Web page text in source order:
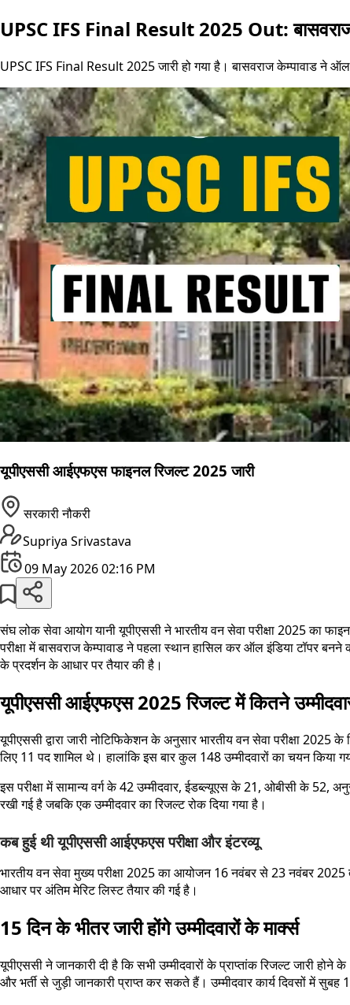
UPSC IFS Final Result 2025 Out: बासवराज
UPSC IFS Final Result 2025 जारी हो गया है। बासवराज केम्पावाड ने
यूपीएससी आईएफएस फाइनल रिजल्ट 2025 जारी
सरकारी नौकरी
Supriya Srivastava
09 May 2026 02:16 PM
संघ लोक सेवा आयोग यानी यूपीएससी ने भारतीय वन सेवा परीक्षा 2025 का
परीक्षा में बासवराज केम्पावाड ने पहला स्थान हासिल कर ऑल इंडिया टॉपर
के प्रदर्शन के आधार पर तैयार की है।
यूपीएससी आईएफएस 2025 रिजल्ट में कितने
यूपीएससी द्वारा जारी नोटिफिकेशन के अनुसार भारतीय वन सेवा परीक्षा
लिए 11 पद शामिल थे। हालांकि इस बार कुल 148 उम्मीदवारों का चयन किया
इस परीक्षा में सामान्य वर्ग के 42 उम्मीदवार, ईडब्ल्यूएस के 21, ओबीसी के 52,
रखी गई है जबकि एक उम्मीदवार का रिजल्ट रोक दिया गया है।
कब हुई थी यूपीएससी आईएफएस परीक्षा और इंटरव्यू
भारतीय वन सेवा मुख्य परीक्षा 2025 का आयोजन 16 नवंबर से 23 नवंबर
आधार पर अंतिम मेरिट लिस्ट तैयार की गई है।
15 दिन के भीतर जारी होंगे उम्मीदवारों के मार्क्स
यूपीएससी ने जानकारी दी है कि सभी उम्मीदवारों के प्राप्तांक रिजल्ट जारी
और भर्ती से जुड़ी जानकारी प्राप्त कर सकते हैं। उम्मीदवार कार्य दिवसों में